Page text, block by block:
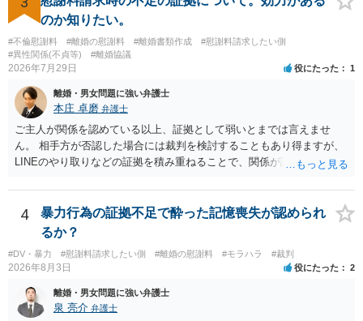
のか知りたい。
#不倫慰謝料 #離婚の慰謝料 #離婚書類作成
#慰謝料請求したい側
#異性関係(不貞等)
#離婚協議
2026年7月29日 役にたった 1
離婚・男女問題に強い弁護士
本庄 卓磨 弁護士
ご主人が関係を認めている以上、証拠として弱いとまでは言えませ
ん。 相手方が否認した場合には裁判を検討することもあり得ますが、
LINEのやり取りなどの証拠を積み重ねることで、関係が認定される余
個別の事情によりますので、お早めに弁護士に相談されることをおす
すめします。
4
暴力行為の証拠不足で酔った記憶喪失が認められ
るか？
#DV・暴力 #慰謝料請求したい側 #離婚の慰謝料 #モラハラ #裁判
2026年8月3日 役にたった 2
離婚・男女問題に強い弁護士
泉 亮介 弁護士